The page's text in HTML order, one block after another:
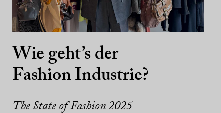
Wie geht’s der
Fashion Industrie?
The State of Fashion 2025